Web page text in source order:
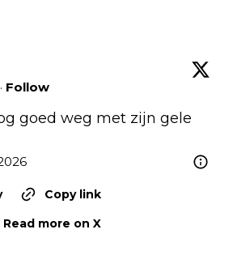
· Follow
goed weg met zijn gele
Copy link
Read more on X